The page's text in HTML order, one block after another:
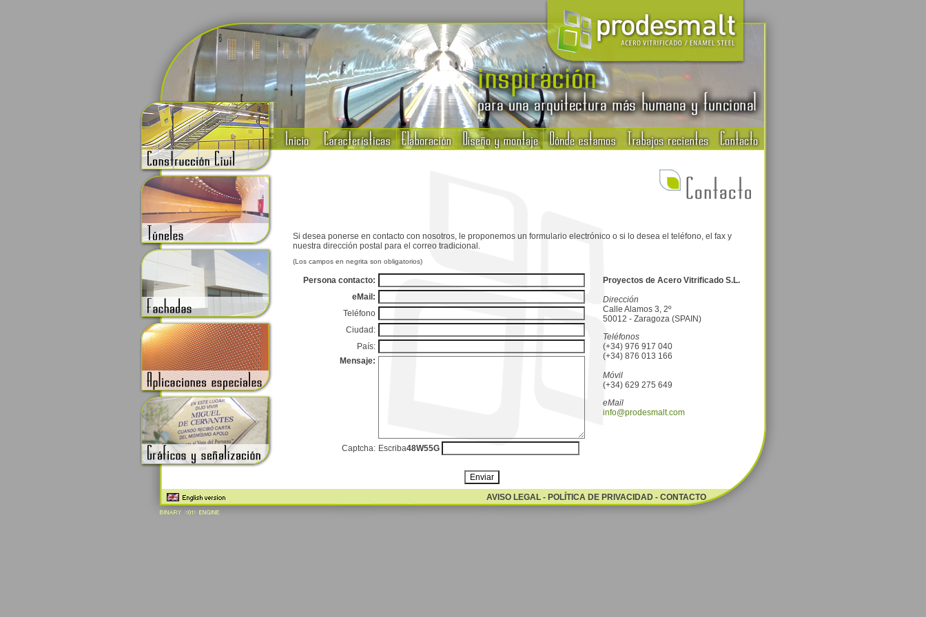
Si desea ponerse en contacto con nosotros, le proponemos un formulario electrónico o si lo desea el teléfono, el fax y
nuestra dirección postal para el correo tradicional.
(Los campos en negrita son obligatorios)
Persona contacto:
eMail:
Teléfono
Ciudad:
País:
Mensaje:
Captcha: Escriba48W55G
Proyectos de Acero Vitrificado S.L.
Dirección
Calle Alamos 3, 2º
50012 - Zaragoza (SPAIN)
Teléfonos
(+34) 976 917 040
(+34) 876 013 166
Móvil
(+34) 629 275 649
eMail
info@prodesmalt.com
AVISO LEGAL - POLÍTICA DE PRIVACIDAD - CONTACTO